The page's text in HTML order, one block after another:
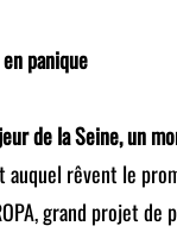
panique
de la Seine, un
rêvent le
grand projet